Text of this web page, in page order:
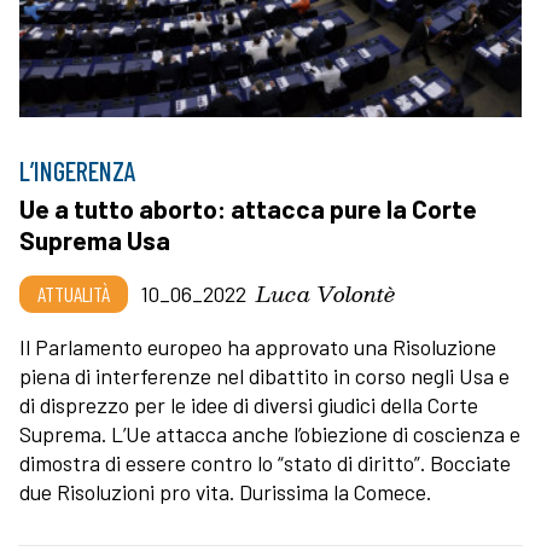
L’INGERENZA
Ue a tutto aborto: attacca pure la Corte
Suprema Usa
ATTUALITÀ 10_06_2022 Luca Volontè
Il Parlamento europeo ha approvato una Risoluzione
piena di interferenze nel dibattito in corso negli Usa e
di disprezzo per le idee di diversi giudici della Corte
Suprema. L’Ue attacca anche l’obiezione di coscienza e
dimostra di essere contro lo “stato di diritto”. Bocciate
due Risoluzioni pro vita. Durissima la Comece.